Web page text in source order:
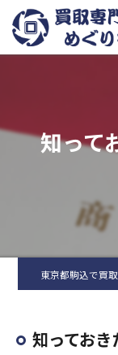
知って
知ってお